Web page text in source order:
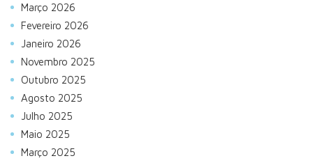
Março 2026
Fevereiro 2026
Janeiro 2026
Novembro 2025
Outubro 2025
Agosto 2025
Julho 2025
Maio 2025
Março 2025